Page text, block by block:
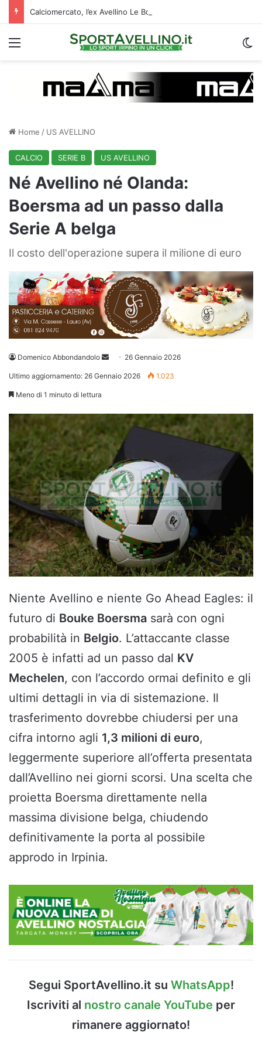
Menu
Home / US AVELLINO
CALCIO SERIE B US AVELLINO
Né Avellino né Olanda:
Boersma ad un passo dalla
Serie A belga
Il costo dell'operazione supera il milione di euro
Domenico Abbondandolo
Invia 26 Gennaio 2026
Ultimo aggiornamento: 26 Gennaio 2026 1.023
Meno di 1 minuto di lettura
Niente Avellino e niente Go Ahead Eagles: il
futuro di Bouke Boersma sarà con ogni
probabilità in Belgio. L’attaccante classe
2005 è infatti ad un passo dal KV
Mechelen, con l’accordo ormai definito e gli
ultimi dettagli in via di sistemazione. Il
trasferimento dovrebbe chiudersi per una
cifra intorno agli 1,3 milioni di euro,
leggermente superiore all’offerta presentata
dall’Avellino nei giorni scorsi. Una scelta che
proietta Boersma direttamente nella
massima divisione belga, chiudendo
definitivamente la porta al possibile
approdo in Irpinia.
Segui SportAvellino.it su WhatsApp!
Iscriviti al nostro canale YouTube per
rimanere aggiornato!